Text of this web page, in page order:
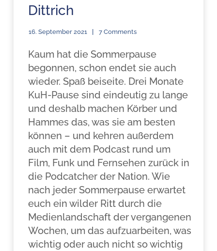
Dittrich
16. September 2021 7 Comments
Kaum hat die Sommerpause
begonnen, schon endet sie auch
wieder. Spaß beiseite. Drei Monate
KuH-Pause sind eindeutig zu lange
und deshalb machen Körber und
Hammes das, was sie am besten
können – und kehren außerdem
auch mit dem Podcast rund um
Film, Funk und Fernsehen zurück in
die Podcatcher der Nation. Wie
nach jeder Sommerpause erwartet
euch ein wilder Ritt durch die
Medienlandschaft der vergangenen
Wochen, um das aufzuarbeiten, was
wichtig oder auch nicht so wichtig